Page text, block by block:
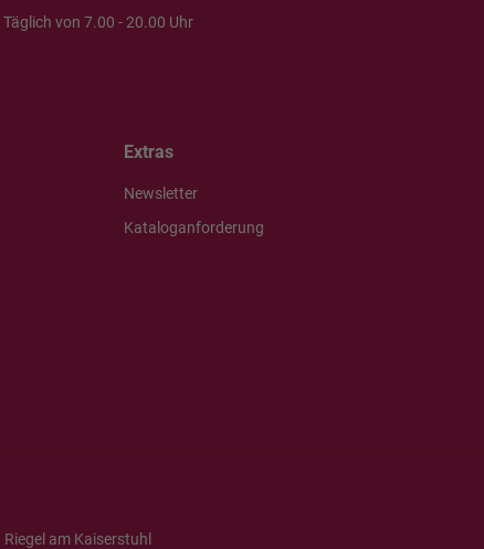
Täglich von 7.00 - 20.00 Uhr
Extras
Newsletter
Kataloganforderung
am Kaiserstuhl